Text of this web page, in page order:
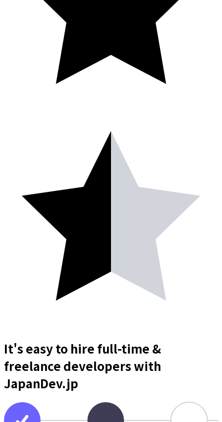
It's easy to hire full-time &
freelance developerswith
JapanDev.jp